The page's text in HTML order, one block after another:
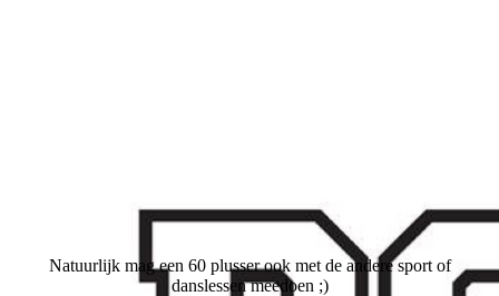
Natuurlijk mag een 60 plusser ook met de andere sport of
danslessen meedoen ;)